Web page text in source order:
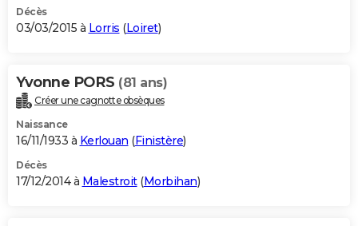
Décès
03/03/2015 à Lorris (Loiret)
Yvonne PORS (81 ans)
Créer une cagnotte obsèques
Naissance
16/11/1933 à Kerlouan (Finistère)
Décès
17/12/2014 à Malestroit(Morbihan)